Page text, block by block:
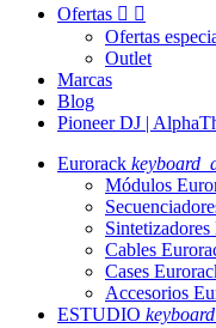
Ofertas  
Ofertas
Outlet
Marcas
Blog
Pioneer DJ |
Eurorack
Módulos
Cables
Cases
Accesorios
ESTUDIO